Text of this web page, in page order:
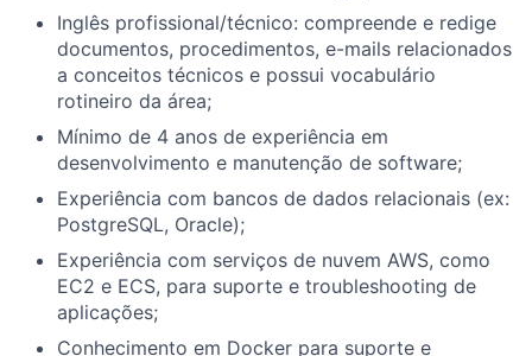
Inglês profissional/técnico: compreende e redige
documentos, procedimentos, e-mails relacionados
a conceitos técnicos e possui vocabulário
rotineiro da área;
Mínimo de 4 anos de experiência em
desenvolvimento e manutenção de software;
Experiência com bancos de dados relacionais (ex:
PostgreSQL, Oracle);
Experiência com serviços de nuvem AWS, como
EC2 e ECS, para suporte e troubleshooting de
aplicações;
Conhecimento em Docker para suporte e